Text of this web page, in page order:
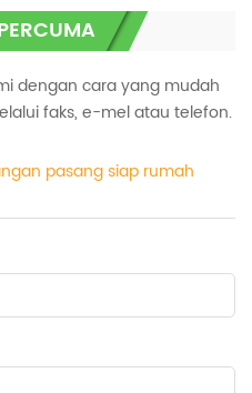
dengan cara yang mudah
faks, e-mel atau telefon.
pasang siap rumah